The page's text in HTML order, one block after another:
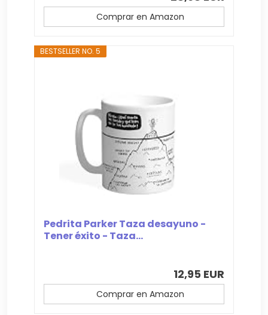
Comprar en Amazon
BESTSELLER NO. 5
Pedrita Parker Taza desayuno -
Tener éxito - Taza...
12,95 EUR
Comprar en Amazon